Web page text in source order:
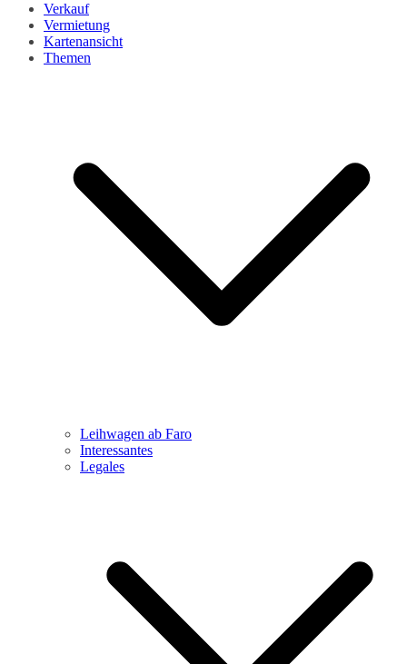
Verkauf
Vermietung
Kartenansicht
Themen
Leihwagen ab Faro
Interessantes
Legales